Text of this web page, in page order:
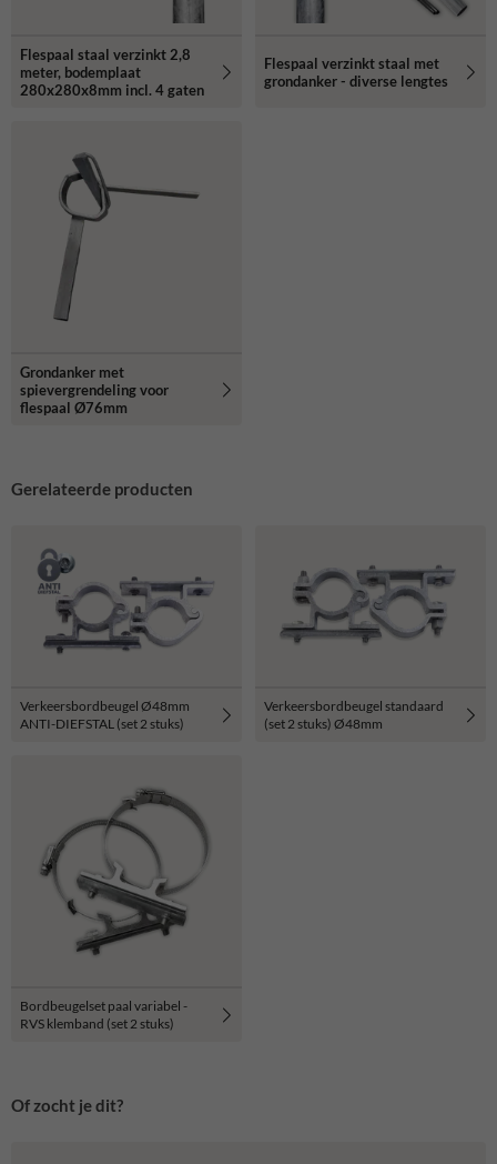
Flespaal staal verzinkt 2,8
meter, bodemplaat
280x280x8mm incl. 4 gaten
Flespaal verzinkt staal met
grondanker - diverse lengtes
Grondanker met
spievergrendeling voor
flespaal Ø76mm
Gerelateerde producten
Verkeersbordbeugel Ø48mm
ANTI-DIEFSTAL (set 2 stuks)
Verkeersbordbeugel standaard
(set 2 stuks) Ø48mm
Bordbeugelset paal variabel -
RVS klemband (set 2 stuks)
Of zocht je dit?